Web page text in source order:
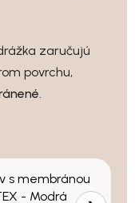
zaručujú
povrchu,
.
s membránou
- Modrá